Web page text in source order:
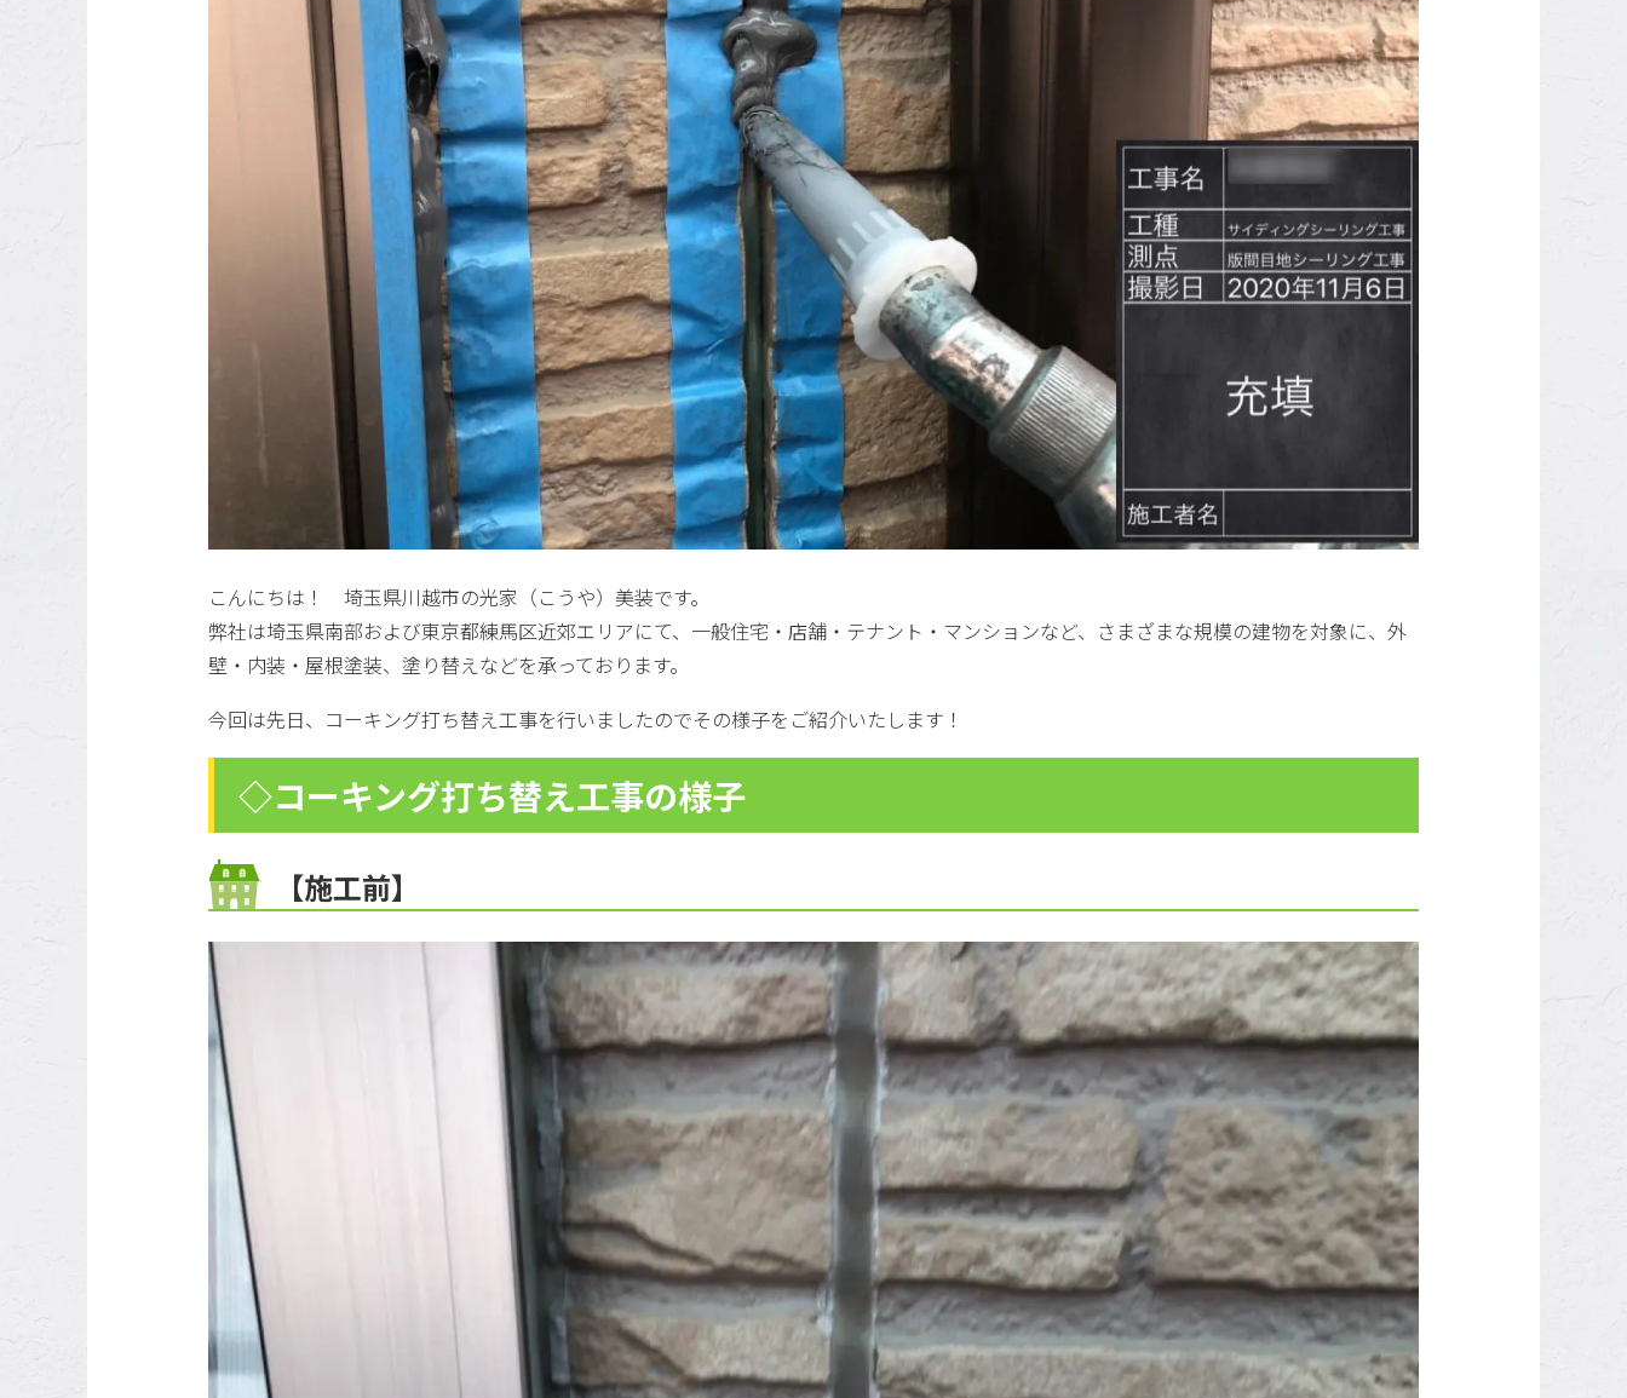
こんにちは！ 埼玉県川越市の光家（こうや）美装です。
弊社は埼玉県南部および東京都練馬区近郊エリアにて、一般住宅・店舗・テナント・マンションなど、さまざまな規模の建物を対象に、外
壁・内装・屋根塗装、塗り替えなどを承っております。
今回は先日、コーキング打ち替え工事を行いましたのでその様子をご紹介いたします！
◇コーキング打ち替え工事の様子
【施工前】